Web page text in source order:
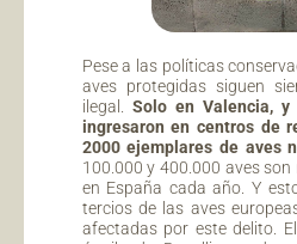
Pese a las políticas
aves protegidas siguen
ilegal. Solo en Valencia,
ingresaron en centros de
2000 ejemplares de aves
100.000 y 400.000 aves
en España cada año. Y
tercios de las aves
afectadas por este delito.